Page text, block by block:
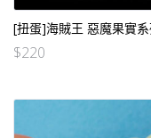
[扭蛋]海賊王 惡魔果實
$220